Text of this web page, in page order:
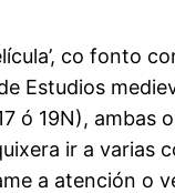
co fonto
Estudios
19N), ambas
ir a
a atención o